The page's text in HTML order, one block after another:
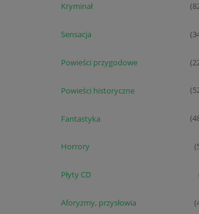
Kryminał
Sensacja
Powieści przygodowe
Powieści historyczne
Fantastyka
Horrory
Płyty CD
Aforyzmy, przysłowia